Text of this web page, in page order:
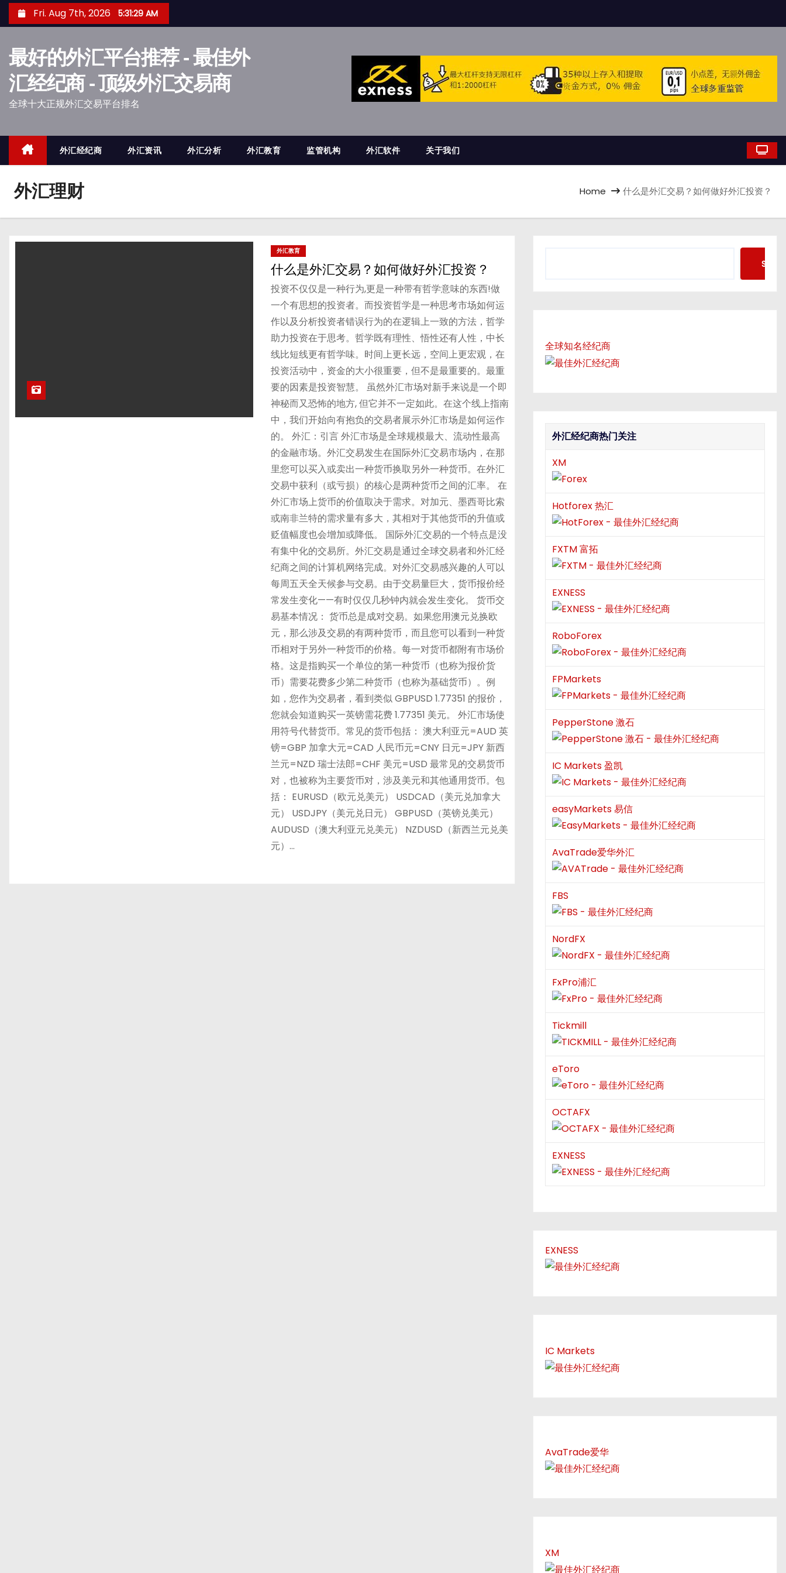
k
n
Fri. Aug 7th, 2026 5:31:30 AM
最好的外汇平台推荐 - 最佳外
汇经纪商 - 顶级外汇交易商
全球十大正规外汇交易平台排名
外汇经纪商 外汇资讯 外汇分析 外汇教育 监管机构 外汇软件 关于我们
外汇理财 Home 什么是外汇交易？如何做好外汇投资？
外汇教育
什么是外汇交易？如何做好外汇投资？
投资不仅仅是一种行为,更是一种带有哲学意味的东西!做
一个有思想的投资者。而投资哲学是一种思考市场如何运
作以及分析投资者错误行为的在逻辑上一致的方法，哲学
助力投资在于思考。哲学既有理性、悟性还有人性，中长
线比短线更有哲学味。时间上更长远，空间上更宏观，在
投资活动中，资金的大小很重要，但不是最重要的。最重
要的因素是投资智慧。 虽然外汇市场对新手来说是一个即
神秘而又恐怖的地方, 但它并不一定如此。在这个线上指南
中，我们开始向有抱负的交易者展示外汇市场是如何运作
的。 外汇：引言 外汇市场是全球规模最大、流动性最高
的金融市场。外汇交易发生在国际外汇交易市场内，在那
里您可以买入或卖出一种货币换取另外一种货币。在外汇
交易中获利（或亏损）的核心是两种货币之间的汇率。 在
外汇市场上货币的价值取决于需求。对加元、墨西哥比索
或南非兰特的需求量有多大，其相对于其他货币的升值或
贬值幅度也会增加或降低。 国际外汇交易的一个特点是没
有集中化的交易所。外汇交易是通过全球交易者和外汇经
纪商之间的计算机网络完成。对外汇交易感兴趣的人可以
每周五天全天候参与交易。由于交易量巨大，货币报价经
常发生变化——有时仅仅几秒钟内就会发生变化。 货币交
易基本情况： 货币总是成对交易。如果您用澳元兑换欧
元，那么涉及交易的有两种货币，而且您可以看到一种货
币相对于另外一种货币的价格。每一对货币都附有市场价
格。这是指购买一个单位的第一种货币（也称为报价货
币）需要花费多少第二种货币（也称为基础货币）。例
如，您作为交易者，看到类似 GBPUSD 1.77351 的报价，
您就会知道购买一英镑需花费 1.77351 美元。 外汇市场使
用符号代替货币。常见的货币包括： 澳大利亚元=AUD 英
镑=GBP 加拿大元=CAD 人民币元=CNY 日元=JPY 新西
兰元=NZD 瑞士法郎=CHF 美元=USD 最常见的交易货币
对，也被称为主要货币对，涉及美元和其他通用货币。包
括： EURUSD（欧元兑美元） USDCAD（美元兑加拿大
元） USDJPY（美元兑日元） GBPUSD（英镑兑美元）
AUDUSD（澳大利亚元兑美元） NZDUSD（新西兰元兑美
元）…
全球知名经纪商
外汇经纪商热门关注
XM
Hotforex 热汇
FXTM 富拓
EXNESS
RoboForex
FPMarkets
PepperStone 激石
IC Markets 盈凯
easyMarkets 易信
AvaTrade爱华外汇
FBS
NordFX
FxPro浦汇
Tickmill
eToro
OCTAFX
EXNESS
EXNESS
IC Markets
AvaTrade爱华
XM